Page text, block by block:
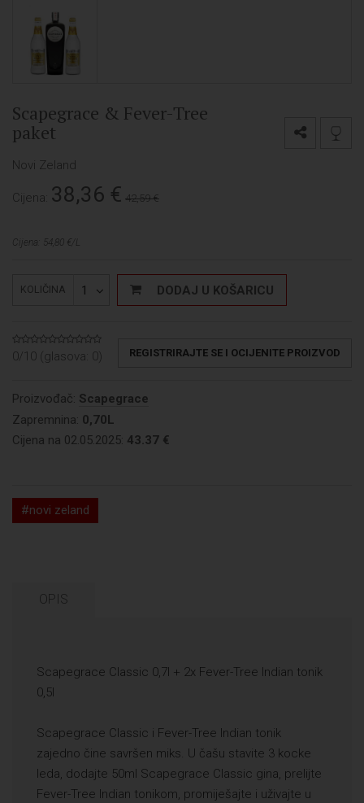
Scapegrace & Fever-Tree
paket
Novi Zeland
Cijena: 38,36 € 42,59 €
Cijena: 54,80 €/L
KOLIČINA 1 DODAJ U KOŠARICU
0/10 (glasova: 0) REGISTRIRAJTE SE I OCIJENITE PROIZVOD
Proizvođač: Scapegrace
Zapremnina: 0,70L
Cijena na 02.05.2025: 43.37 €
#novi zeland
OPIS
Scapegrace Classic 0,7l + 2x Fever-Tree Indian tonik
0,5l
Scapegrace Classic i Fever-Tree Indian tonik
zajedno čine savršen miks. U čašu stavite 3 kocke
leda, dodajte 50ml Scapegrace Classic gina, prelijte
Fever-Tree Indian tonikom, promiješajte i uživajte u